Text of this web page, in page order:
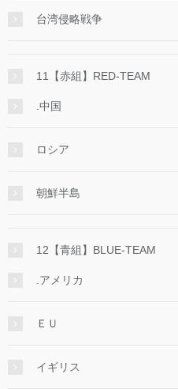
台湾侵略戦争
11【赤組】RED-TEAM
.中国
ロシア
朝鮮半島
12【青組】BLUE-TEAM
.アメリカ
ＥＵ
イギリス